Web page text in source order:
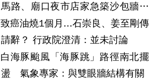
馬路、廟口夜市店家急築沙包牆擋
水
致癌油燒1個月...石崇良、姜至剛傳
請辭？ 行政院澄清：並未討論
白海豚颱風「海豚跳」路徑南北擺
盪 氣象專家：與雙眼牆結構有關